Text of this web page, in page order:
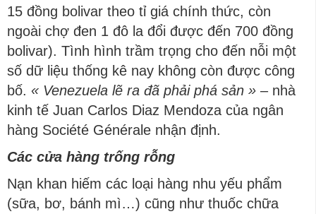
15 đồng bolivar theo tỉ giá chính thức, còn
ngoài chợ đen 1 đô la đổi được đến 700 đồng
bolivar). Tình hình trầm trọng cho đến nỗi một
số dữ liệu thống kê nay không còn được công
bố. « Venezuela lẽ ra đã phải phá sản » – nhà
kinh tế Juan Carlos Diaz Mendoza của ngân
hàng Société Générale nhận định.
Các cửa hàng trống rỗng
Nạn khan hiếm các loại hàng nhu yếu phẩm
(sữa, bơ, bánh mì…) cũng như thuốc chữa